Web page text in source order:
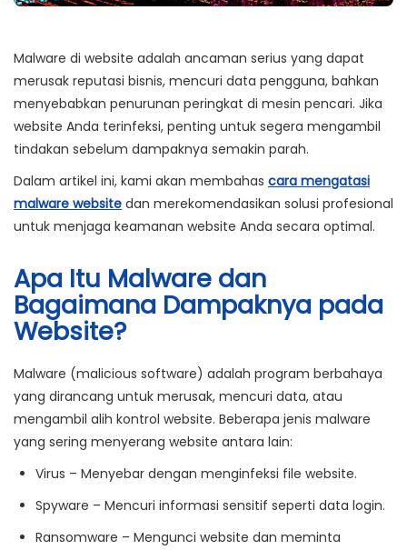
Malware di website adalah ancaman serius yang dapat
merusak reputasi bisnis, mencuri data pengguna, bahkan
menyebabkan penurunan peringkat di mesin pencari. Jika
website Anda terinfeksi, penting untuk segera mengambil
tindakan sebelum dampaknya semakin parah.
Dalam artikel ini, kami akan membahas cara mengatasi
malware website dan merekomendasikan solusi profesional
untuk menjaga keamanan website Anda secara optimal.
Apa Itu Malware dan
Bagaimana Dampaknya pada
Website?
Malware (malicious software) adalah program berbahaya
yang dirancang untuk merusak, mencuri data, atau
mengambil alih kontrol website. Beberapa jenis malware
yang sering menyerang website antara lain:
Virus – Menyebar dengan menginfeksi file website.
Spyware – Mencuri informasi sensitif seperti data login.
Ransomware – Mengunci website dan meminta